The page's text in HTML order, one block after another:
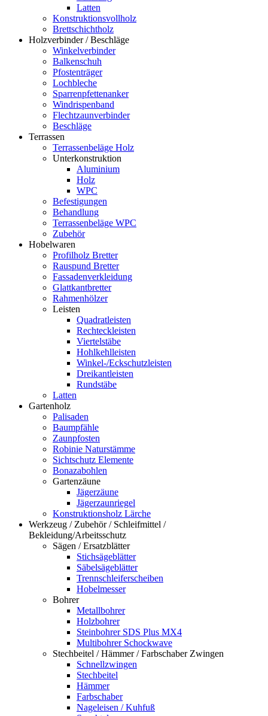
Latten
Konstruktionsvollholz
Brettschichtholz
Holzverbinder / Beschläge
Winkelverbinder
Balkenschuh
Pfostenträger
Lochbleche
Sparrenpfettenanker
Windrispenband
Flechtzaunverbinder
Beschläge
Terrassen
Terrassenbeläge Holz
Unterkonstruktion
Aluminium
Holz
WPC
Befestigungen
Behandlung
Terrassenbeläge WPC
Zubehör
Hobelwaren
Profilholz Bretter
Rauspund Bretter
Fassadenverkleidung
Glattkantbretter
Rahmenhölzer
Leisten
Quadratleisten
Rechteckleisten
Viertelstäbe
Hohlkehlleisten
Winkel-/Eckschutzleisten
Dreikantleisten
Rundstäbe
Latten
Gartenholz
Palisaden
Baumpfähle
Zaunpfosten
Robinie Naturstämme
Sichtschutz Elemente
Bonazabohlen
Gartenzäune
Jägerzäune
Jägerzaunriegel
Konstruktionsholz Lärche
Werkzeug / Zubehör / Schleifmittel /
Bekleidung/Arbeitsschutz
Sägen / Ersatzblätter
Stichsägeblätter
Säbelsägeblätter
Trennschleiferscheiben
Hobelmesser
Bohrer
Metallbohrer
Holzbohrer
Steinbohrer SDS Plus MX4
Multibohrer Schockwave
Stechbeitel / Hämmer / Farbschaber Zwingen
Schnellzwingen
Stechbeitel
Hämmer
Farbschaber
Nageleisen / Kuhfuß